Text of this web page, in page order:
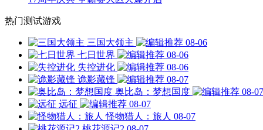
热门测试游戏
三国大领主
08-06
七日世界
08-06
失控进化
08-06
诡影藏锋
08-07
奥比岛：梦想国度
08-07
远征
08-07
怪物猎人：旅人 08-07